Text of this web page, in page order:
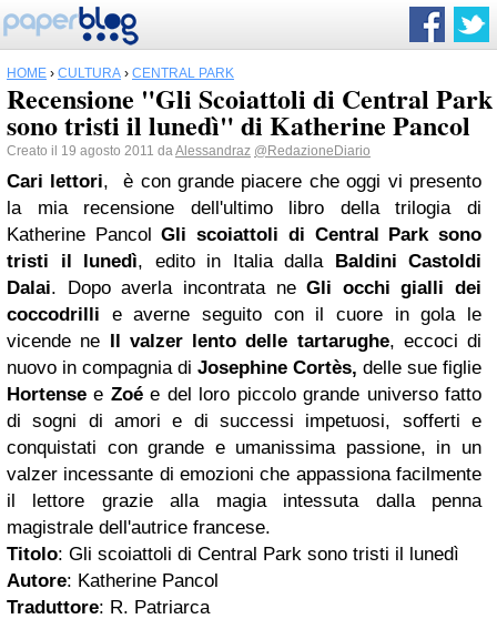
HOME › CULTURA › CENTRAL PARK
Recensione "Gli Scoiattoli di Central Park
sono tristi il lunedì" di Katherine Pancol
Creato il 19 agosto 2011 daAlessandraz @RedazioneDiario
Cari lettori,
è con grande piacere che oggi vi presento
la mia recensione dell'ultimo libro della trilogia di
Katherine PancolGli scoiattoli di Central Parksono
tristi il lunedì, edito in Italia dalla Baldini Castoldi
Dalai. Dopo averla incontrata neGli occhi gialli dei
coccodrilli e averne seguito con il cuore in gola le
vicende ne Il valzer lento delle tartarughe, eccoci di
nuovo in compagnia di Josephine Cortès, delle sue figlie
Hortense e Zoée del loro piccolo grande universo fatto
di sogni di amori e di successi impetuosi, sofferti e
conquistati con grande e umanissima passione, in un
valzer incessante di emozioni che appassiona facilmente
il lettore grazie alla magia intessuta dalla penna
magistrale dell'autrice francese.
Titolo: Gli scoiattoli di Central Park sono tristi il lunedì
Autore: Katherine Pancol
Traduttore: R. Patriarca